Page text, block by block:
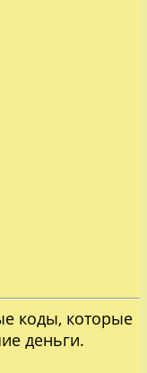
коды, которые
деньги.